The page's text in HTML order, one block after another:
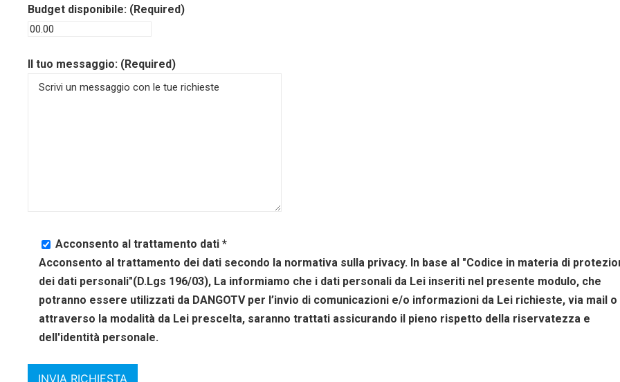
Budget disponibile: (Required)
Il tuo messaggio: (Required)
Acconsento al trattamento dati *
Acconsento al trattamento dei dati secondo la normativa sulla privacy. In base al "Codice in materia di
dei dati personali"(D.Lgs 196/03), La informiamo che i dati personali da Lei inseriti nel presente modulo, che
potranno essere utilizzati da DANGOTV per l’invio di comunicazioni e/o informazioni da Lei richieste, via mail o
attraverso la modalità da Lei prescelta, saranno trattati assicurando il pieno rispetto della riservatezza e
dell'identità personale.